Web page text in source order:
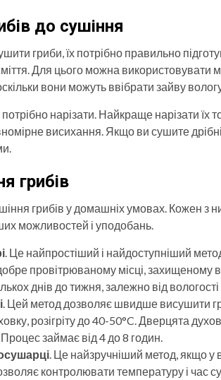
до сушіння
гриби, їх потрібно правильно
Для цього можна використовувати
вони можуть ввібрати зайву
нарізати. Найкраще нарізати
висихання. Якщо ви сушите дрібні
грибів
грибів у домашніх умовах. Кожен з
можливостей і уподобань.
. Це найпростіший і найдоступніший
провітрюваному місці,
днів до тижня, залежно від вологості
. Цей метод дозволяє швидше висушити
розігріту до 40-50°C. Дверцята
Процес займає від 4 до 8 годин.
. Це найзручніший метод, якщо у
контролювати температуру і час